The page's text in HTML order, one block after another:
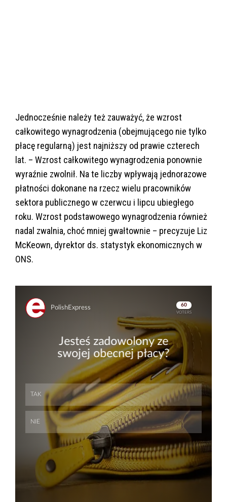
Jednocześnie należy też zauważyć, że wzrost
całkowitego wynagrodzenia (obejmującego nie tylko
płacę regularną) jest najniższy od prawie czterech
lat. – Wzrost całkowitego wynagrodzenia ponownie
wyraźnie zwolnił. Na te liczby wpływają jednorazowe
płatności dokonane na rzecz wielu pracowników
sektora publicznego w czerwcu i lipcu ubiegłego
roku. Wzrost podstawowego wynagrodzenia również
nadal zwalnia, choć mniej gwałtownie – precyzuje Liz
McKeown, dyrektor ds. statystyk ekonomicznych w
ONS.